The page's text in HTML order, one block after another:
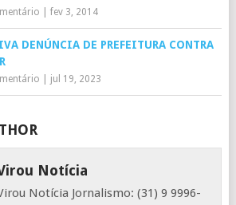
fev 3, 2014
DENÚNCIA DE PREFEITURA CONTRA
jul 19, 2023
Notícia
Notícia Jornalismo: (31) 9 9996-